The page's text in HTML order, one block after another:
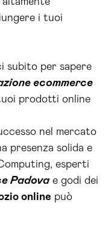
i tuoi
subito per sapere
ecommerce
prodotti online
nel mercato
presenza solida e
esperti
Padovae godi dei
online può